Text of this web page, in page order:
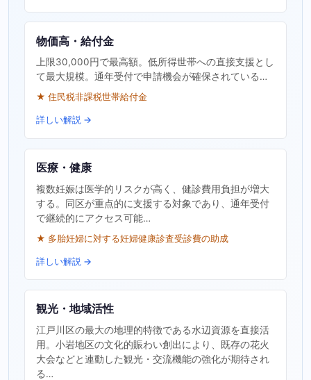
物価高・給付金
上限30,000円で最高額。低所得世帯への直接支援とし
て最大規模。通年受付で申請機会が確保されている…
★ 住民税非課税世帯給付金
詳しい解説 →
医療・健康
複数妊娠は医学的リスクが高く、健診費用負担が増大
する。同区が重点的に支援する対象であり、通年受付
で継続的にアクセス可能…
★ 多胎妊婦に対する妊婦健康診査受診費の助成
詳しい解説 →
観光・地域活性
江戸川区の最大の地理的特徴である水辺資源を直接活
用。小岩地区の文化的賑わい創出により、既存の花火
大会などと連動した観光・交流機能の強化が期待され
る…